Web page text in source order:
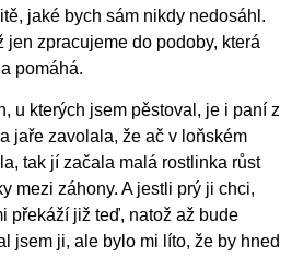
jaké bych sám nikdy nedosáhl.
jen zpracujeme do podoby, která
pomáhá.
u kterých jsem pěstoval, je i paní z
jaře zavolala, že ač v loňském
tak jí začala malá rostlinka růst
mezi záhony. A jestli prý ji chci,
překáží již teď, natož až bude
jsem ji, ale bylo mi líto, že by hned